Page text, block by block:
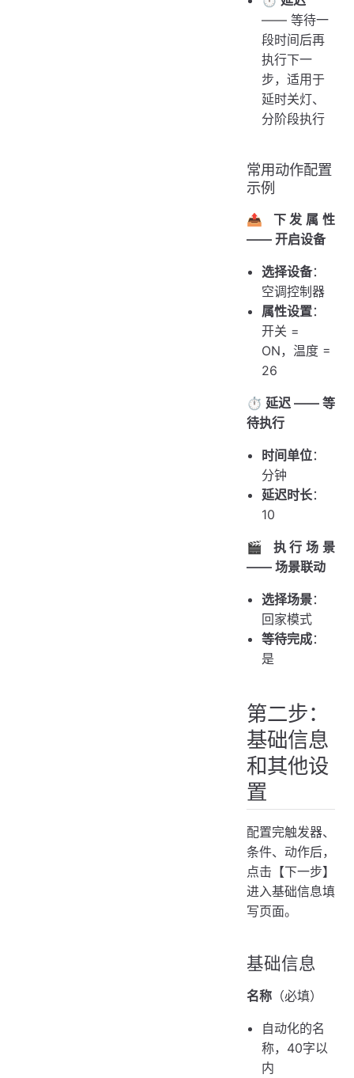
—— 等待一
段时间后再
执行下一
步，适用于
延时关灯、
分阶段执行
常用动作配置
示例
📤 下发属性
—— 开启设备
选择设备：
空调控制器
属性设置：
开关 =
ON，温度 =
26
⏱️ 延迟 —— 等
待执行
时间单位：
分钟
延迟时长：
10
🎬 执行场景
—— 场景联动
选择场景：
回家模式
等待完成：
是
第二步：
基础信息
和其他设
置
配置完触发器、
条件、动作后，
点击【下一步】
进入基础信息填
写页面。
基础信息
名称 （必填）
自动化的名
称，40字以
内